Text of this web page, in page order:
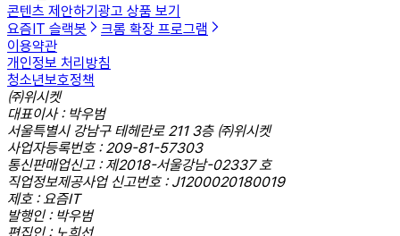
콘텐츠 제안하기 광고 상품 보기
요즘IT 슬랙봇
크롬 확장 프로그램
이용약관
개인정보 처리방침
청소년보호정책
㈜위시켓
대표이사 : 박우범
서울특별시 강남구 테헤란로 211 3층 ㈜위시켓
사업자등록번호 : 209-81-57303
통신판매업신고 : 제2018-서울강남-02337 호
직업정보제공사업 신고번호 : J1200020180019
제호 : 요즘IT
발행인 : 박우범